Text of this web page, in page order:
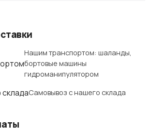
Нашим транспортом: шаланды,
бортовые машины
гидроманипулятором
Самовывоз с нашего склада